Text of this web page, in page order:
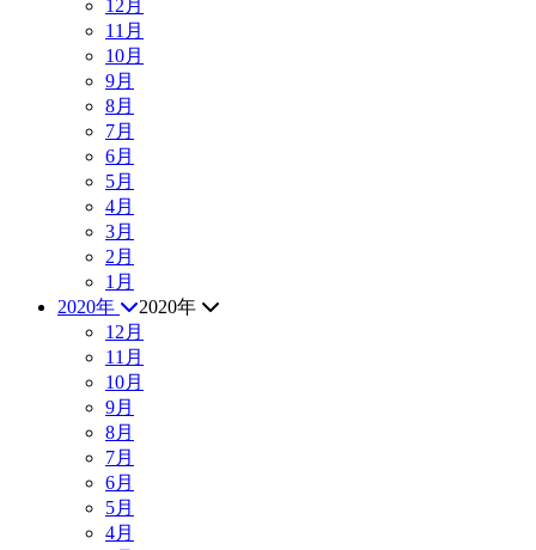
12月
11月
10月
9月
8月
7月
6月
5月
4月
3月
2月
1月
2020年
2020年
12月
11月
10月
9月
8月
7月
6月
5月
4月